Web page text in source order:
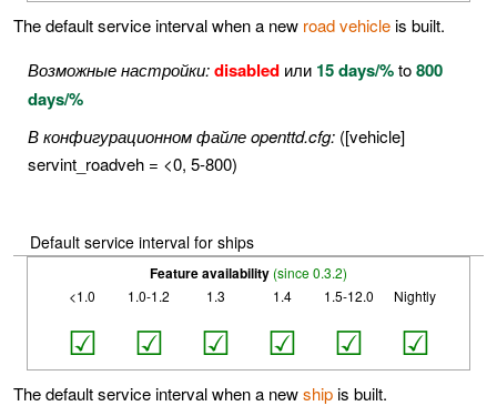
The default service interval when a new road vehicleis built.
Возможные настройки:disabled или 15 days/%to800
days/%
В конфигурационном файле openttd.cfg: ([vehicle]
servint_roadveh = <0, 5-800)
Default service interval for ships
Feature availability (since 0.3.2)
<1.0
☑
1.0-1.2
☑
1.3
☑
1.4
☑
1.5-12.0
☑
Nightly
☑
The default service interval when a newshipis built.